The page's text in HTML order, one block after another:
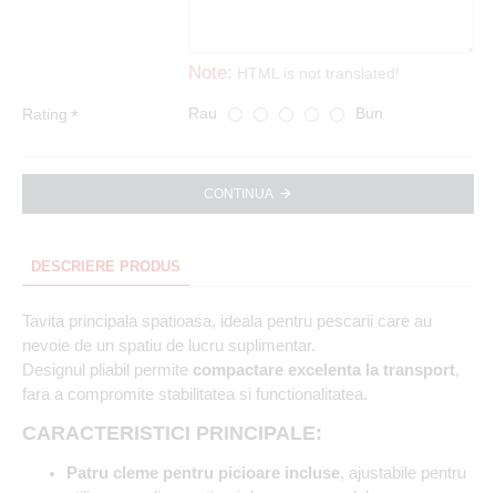
Note: HTML is not translated!
Rating Rau Bun
CONTINUA
DESCRIERE PRODUS
Tavita principala spatioasa, ideala pentru pescarii care au
nevoie de un spatiu de lucru suplimentar.
Designul pliabil permite compactare excelenta la transport,
fara a compromite stabilitatea si functionalitatea.
CARACTERISTICI PRINCIPALE:
Patru cleme pentru picioare incluse, ajustabile pentru